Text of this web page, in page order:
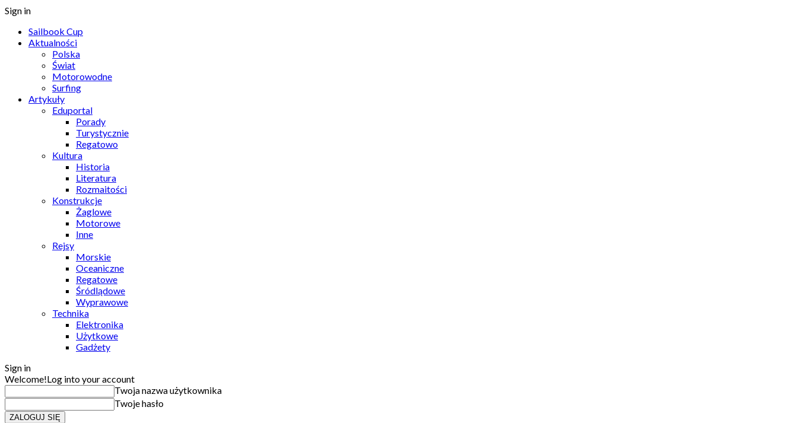
Sign in
Sailbook Cup
Aktualności
Polska
Świat
Motorowodne
Surfing
Artykuły
Eduportal
Porady
Turystycznie
Regatowo
Kultura
Historia
Literatura
Rozmaitości
Konstrukcje
Żaglowe
Motorowe
Inne
Rejsy
Morskie
Oceaniczne
Regatowe
Śródlądowe
Wyprawowe
Technika
Elektronika
Użytkowe
Gadżety
Sign in
Welcome!Log into your account
Twoja nazwa użytkownika
Twoje hasło